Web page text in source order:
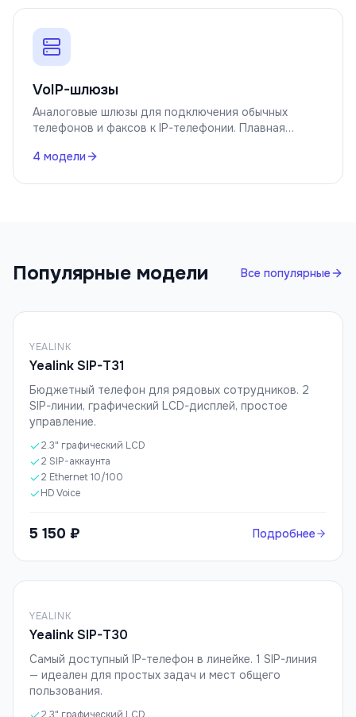
VoIP-шлюзы
Аналоговые шлюзы для подключения обычных
телефонов и факсов к IP-телефонии. Плавная
4 модели
Популярные модели Все популярные
YEALINK
Yealink SIP-T31
Бюджетный телефон для рядовых сотрудников. 2
SIP-линии, графический LCD-дисплей, простое
управление.
2.3" графический LCD
2 SIP-аккаунта
2 Ethernet 10/100
HD Voice
5 150 ₽ Подробнее
YEALINK
Yealink SIP-T30
Самый доступный IP-телефон в линейке. 1 SIP-линия
— идеален для простых задач и мест общего
пользования.